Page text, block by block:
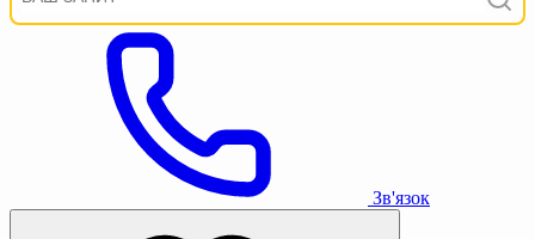
Зв'язок